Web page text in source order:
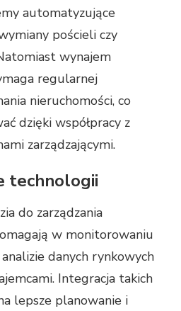
automatyzujące
pościeli czy
wynajem
regularnej
nieruchomości, co
dzięki współpracy z
zarządzającymi.
technologii
do zarządzania
w monitorowaniu
danych rynkowych
Integracja takich
lepsze planowanie i